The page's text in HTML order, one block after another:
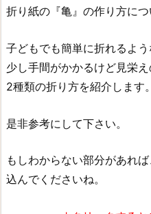
折り紙の『亀』の作り方につ
子どもでも簡単に折れるよう
少し手間がかかるけど見栄え
2種類の折り方を紹介します。
是非参考にして下さい。
もしわからない部分があれ
込んでくださいね。